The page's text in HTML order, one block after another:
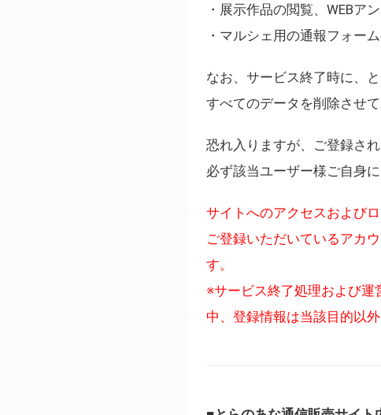
・展示作品の閲覧、WEBア
・マルシェ用の通報フォー
なお、サービス終了時に、
すべてのデータを削除させて
恐れ入りますが、ご登録さ
必ず該当ユーザー様ご自身
サイトへのアクセスおよび
ご登録いただいているアカ
す。
※サービス終了処理および運
中、登録情報は当該目的以